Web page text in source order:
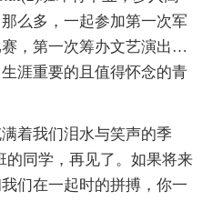
么多，一起参加第一次军
，第一次筹办文艺演出…
涯重要的且值得怀念的青
着我们泪水与笑声的季
的同学，再见了。如果将来
们在一起时的拼搏，你一